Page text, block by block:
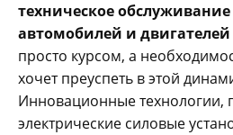
техническое
автомобилей и двигателей
просто курсом, а
хочет преуспеть в этой
Инновационные технологии,
электрические силовые